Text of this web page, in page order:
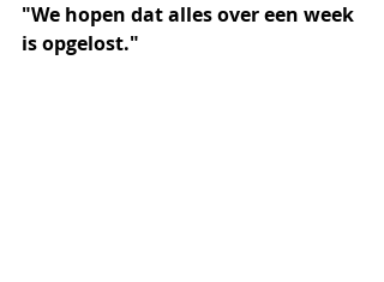
"We hopen dat alles over een week
is opgelost."